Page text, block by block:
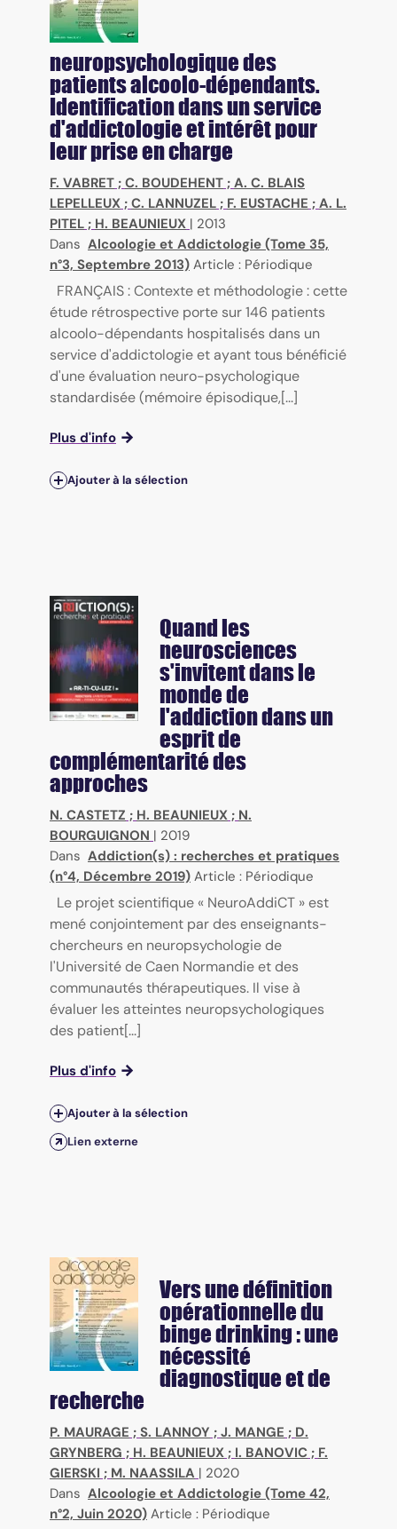
neuropsychologique des
patients alcoolo-dépendants.
Identification dans un service
d'addictologie et intérêt pour
leur prise en charge
F. VABRET ; C. BOUDEHENT ; A. C. BLAIS
LEPELLEUX ; C. LANNUZEL ; F. EUSTACHE ; A. L.
PITEL ; H. BEAUNIEUX | 2013
Dans Alcoologie et Addictologie (Tome 35,
n°3, Septembre 2013) Article : Périodique
FRANÇAIS : Contexte et méthodologie : cette
étude rétrospective porte sur 146 patients
alcoolo-dépendants hospitalisés dans un
service d'addictologie et ayant tous bénéficié
d'une évaluation neuro-psychologique
standardisée (mémoire épisodique,[...]
Plus d'info
Ajouter à la sélection
Quand les
neurosciences
s'invitent dans le
monde de
l'addiction dans un
esprit de
complémentarité des
approches
N. CASTETZ ; H. BEAUNIEUX ; N.
BOURGUIGNON | 2019
Dans Addiction(s) : recherches et pratiques
(n°4, Décembre 2019) Article : Périodique
Le projet scientifique « NeuroAddiCT » est
mené conjointement par des enseignants-
chercheurs en neuropsychologie de
l'Université de Caen Normandie et des
communautés thérapeutiques. Il vise à
évaluer les atteintes neuropsychologiques
des patient[...]
Plus d'info
Ajouter à la sélection
Lien externe
Vers une définition
opérationnelle du
binge drinking : une
nécessité
diagnostique et de
recherche
P. MAURAGE ; S. LANNOY ; J. MANGE ; D.
GRYNBERG ; H. BEAUNIEUX ; I. BANOVIC ; F.
GIERSKI ; M. NAASSILA | 2020
Dans Alcoologie et Addictologie (Tome 42,
n°2, Juin 2020) Article : Périodique